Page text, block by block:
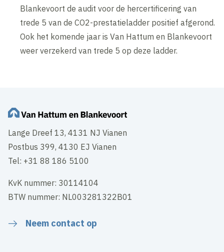
Blankevoort de audit voor de hercertificering van
trede 5 van de CO2-prestatieladder positief afgerond.
Ook het komende jaar is Van Hattum en Blankevoort
weer verzekerd van trede 5 op deze ladder.
Lange Dreef 13, 4131 NJ Vianen
Postbus 399, 4130 EJ Vianen
Tel: +31 88 186 5100
KvK nummer: 30114104
BTW nummer: NL003281322B01
Neem contact op